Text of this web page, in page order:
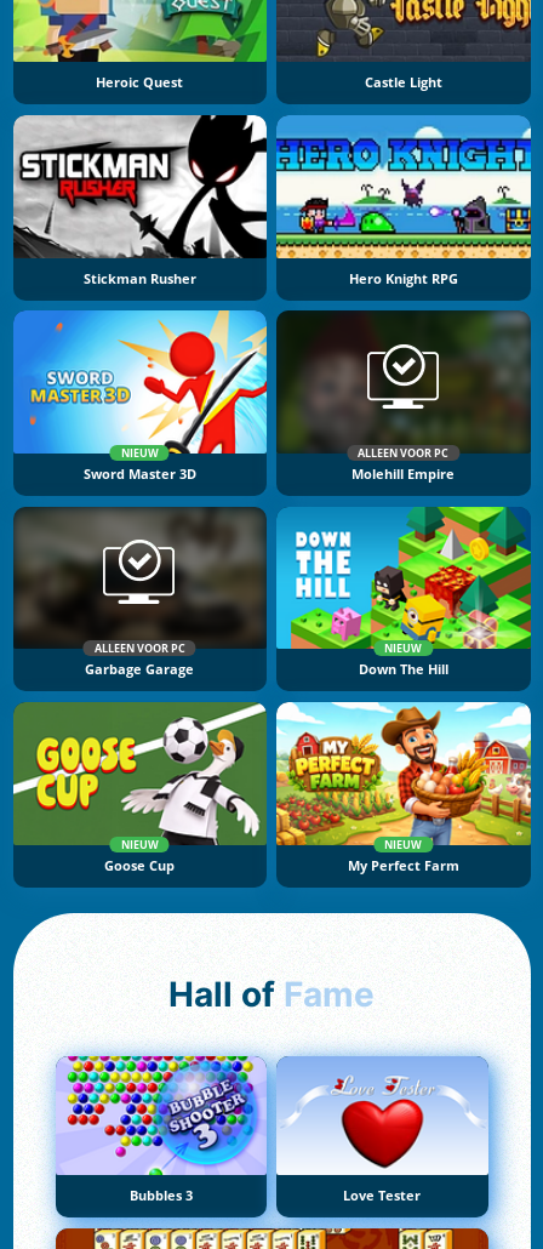
Heroic Quest Castle Light
Stickman Rusher Hero Knight RPG
NIEUW
Sword Master 3D
ALLEEN VOOR PC
Molehill Empire
ALLEEN VOOR PC
Garbage Garage
NIEUW
Down The Hill
NIEUW
Goose Cup
NIEUW
My Perfect Farm
Hall of Fame
Bubbles 3 Love Tester